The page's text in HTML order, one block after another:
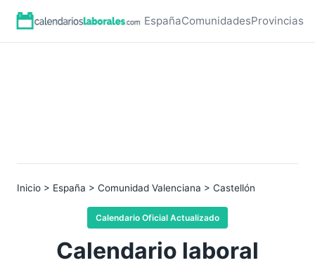
EspañaComunidadesProvincias
Inicio > España > Comunidad Valenciana > Castellón
Calendario Oficial Actualizado
Calendario laboral